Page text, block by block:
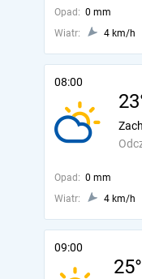
Opad: 0 mm
Wiatr:
4 km/h
08:00
Opad: 0 mm
Wiatr:
4 km/h
09:00